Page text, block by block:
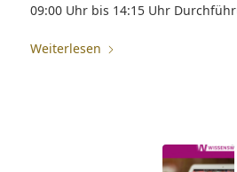
09:00 Uhr bis 14:15 Uhr
Weiterlesen